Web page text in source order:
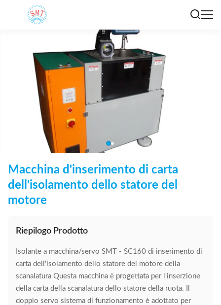
Macchina d'inserimento di carta
dell'isolamento dello statore del
motore
Riepilogo Prodotto
Isolante a macchina/servo SMT - SC160 di inserimento di
carta dell'isolamento dello statore del motore della
scanalatura Questa macchina è progettata per l'inserzione
della carta della scanalatura dello statore della ruota. Il
doppio servo sistema di funzionamento è adottato per